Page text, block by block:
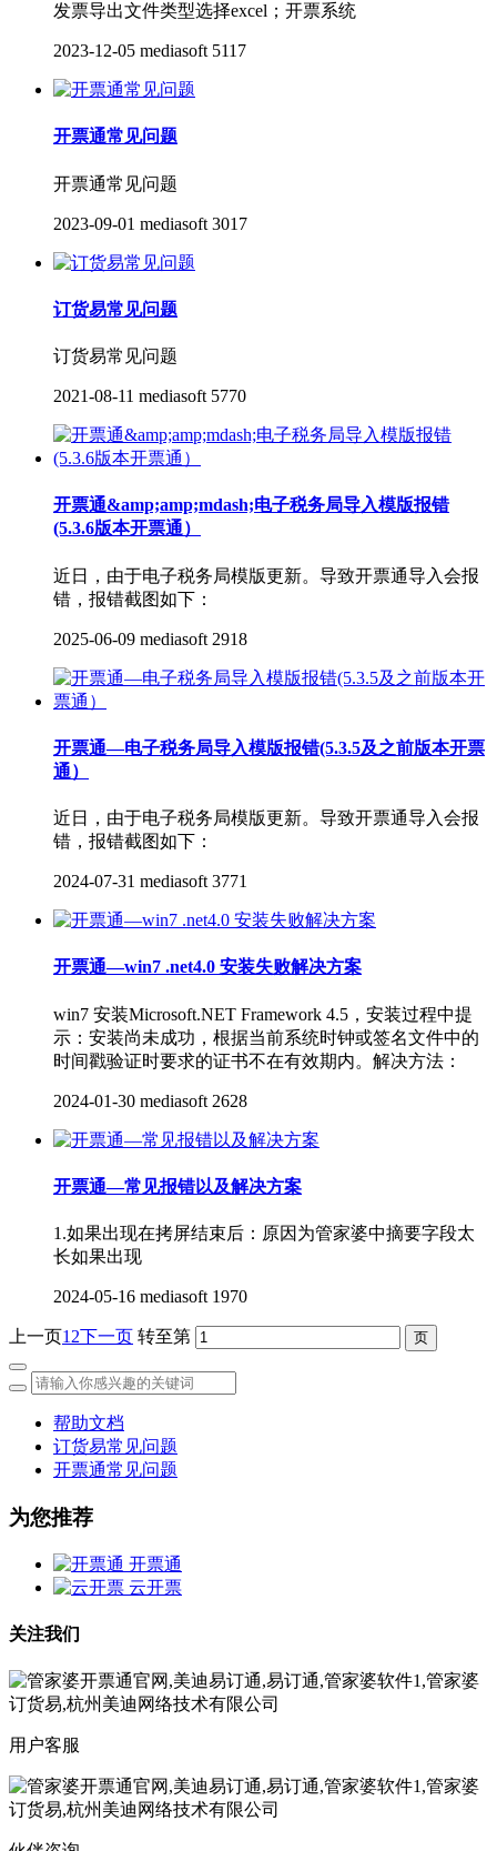
发票导出文件类型选择excel；开票系统
2023-12-05 mediasoft 5117
开票通常见问题
开票通常见问题
2023-09-01 mediasoft 3017
订货易常见问题
订货易常见问题
2021-08-11 mediasoft 5770
开票通&amp;amp;mdash;电子税务局导入模版报错
(5.3.6版本开票通）
近日，由于电子税务局模版更新。导致开票通导入会报
错，报错截图如下：
2025-06-09 mediasoft 2918
开票通—电子税务局导入模版报错(5.3.5及之前版本开票
通）
近日，由于电子税务局模版更新。导致开票通导入会报
错，报错截图如下：
2024-07-31 mediasoft 3771
开票通—win7 .net4.0 安装失败解决方案
win7 安装Microsoft.NET Framework 4.5，安装过程中提
示：安装尚未成功，根据当前系统时钟或签名文件中的
时间戳验证时要求的证书不在有效期内。解决方法：
2024-01-30 mediasoft 2628
开票通—常见报错以及解决方案
1.如果出现在拷屏结束后：原因为管家婆中摘要字段太
长如果出现
2024-05-16 mediasoft 1970
上一页1 2下一页 转至第
帮助文档
订货易常见问题
开票通常见问题
为您推荐
开票通
云开票
关注我们
用户客服